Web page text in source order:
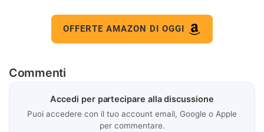
OFFERTE AMAZON DI OGGI
Commenti
Accedi per partecipare alla discussione
Puoi accedere con il tuo account email, Google o Apple
per commentare.